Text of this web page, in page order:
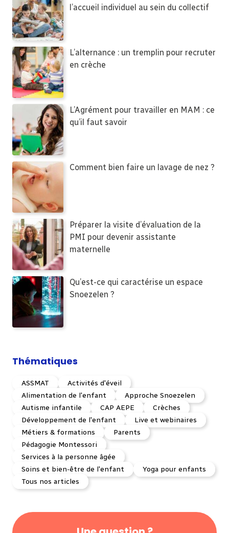
l’accueil individuel au sein du collectif
L’alternance : un tremplin pour recruter
en crèche
L’Agrément pour travailler en MAM : ce
qu’il faut savoir
Comment bien faire un lavage de nez ?
Préparer la visite d’évaluation de la
PMI pour devenir assistante
maternelle
Qu’est-ce qui caractérise un espace
Snoezelen ?
Thématiques
ASSMAT
Activités d'éveil
Alimentation de l'enfant
Approche Snoezelen
Autisme infantile
CAP AEPE
Crèches
Développement de l'enfant
Live et webinaires
Métiers & formations
Parents
Pédagogie Montessori
Services à la personne âgée
Soins et bien-être de l'enfant
Yoga pour enfants
Tous nos articles